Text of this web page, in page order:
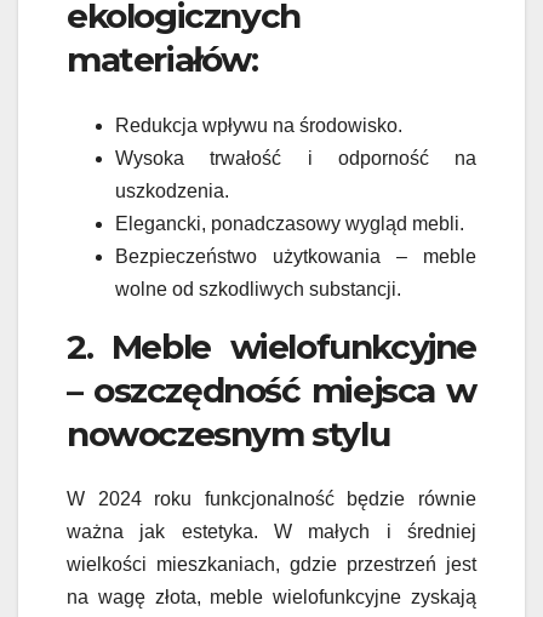
ekologicznych
materiałów:
Redukcja wpływu na środowisko.
Wysoka trwałość i odporność na
uszkodzenia.
Elegancki, ponadczasowy wygląd mebli.
Bezpieczeństwo użytkowania – meble
wolne od szkodliwych substancji.
2. Meble wielofunkcyjne
– oszczędność miejsca w
nowoczesnym stylu
W 2024 roku funkcjonalność będzie równie
ważna jak estetyka. W małych i średniej
wielkości mieszkaniach, gdzie przestrzeń jest
na wagę złota, meble wielofunkcyjne zyskają